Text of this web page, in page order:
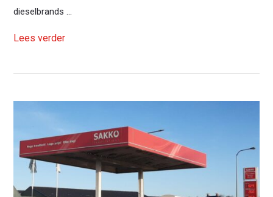
dieselbrands ...
Lees verder